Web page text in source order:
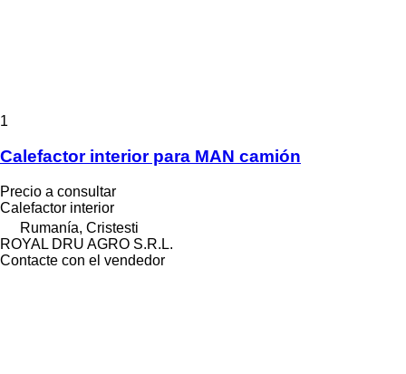
1
Calefactor interior para MAN camión
Precio a consultar
Calefactor interior
Rumanía, Cristesti
ROYAL DRU AGRO S.R.L.
Contacte con el vendedor